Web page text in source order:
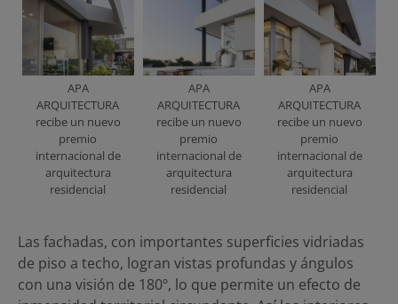
APA
ARQUITECTURA
recibe un nuevo
premio
internacional de
arquitectura
residencial
APA
ARQUITECTURA
recibe un nuevo
premio
internacional de
arquitectura
residencial
APA
ARQUITECTURA
recibe un nuevo
premio
internacional de
arquitectura
residencial
Las fachadas, con importantes superficies vidriadas
de piso a techo, logran vistas profundas y ángulos
con una visión de 180º, lo que permite un efecto de